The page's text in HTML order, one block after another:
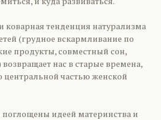
коварная тенденция натурализма
(грудное вскармливание по
продукты, совместный сон,
нас в старые времена,
центральной частью женской
идеей материнства и